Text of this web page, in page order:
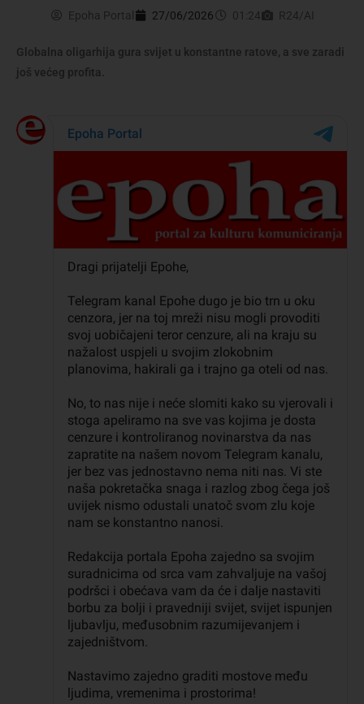
Epoha Portal 27/06/2026 01:24 R24/AI
Globalna oligarhija gura svijet u konstantne ratove, a sve zaradi
još većeg profita.